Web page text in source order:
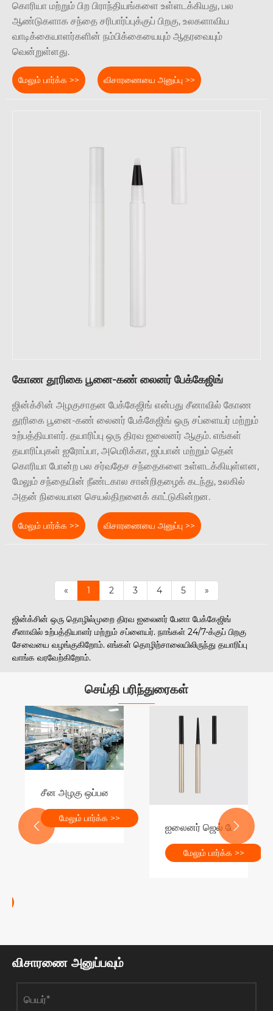
கொரியா மற்றும் பிற பிராந்தியங்களை உள்ளடக்கியது, பல
ஆண்டுகளாக சந்தை சரிபார்ப்புக்குப் பிறகு, உலகளாவிய
வாடிக்கையாளர்களின் நம்பிக்கையையும் ஆதரவையும்
வென்றுள்ளது.
மேலும் பார்க்க >> விசாரணையை அனுப்பு >>
கோண தூரிகை பூனை-கண் லைனர் பேக்கேஜிங்
ஜின்க்சின் அழகுசாதன பேக்கேஜிங் என்பது சீனாவில் கோண
தூரிகை பூனை-கண் லைனர் பேக்கேஜிங் ஒரு சப்ளையர் மற்றும்
உற்பத்தியாளர். தயாரிப்பு ஒரு திரவ ஐலைனர் ஆகும். எங்கள்
தயாரிப்புகள் ஐரோப்பா, அமெரிக்கா, ஜப்பான் மற்றும் தென்
கொரியா போன்ற பல சர்வதேச சந்தைகளை உள்ளடக்கியுள்ளன,
மேலும் சந்தையின் நீண்டகால சான்றிதழைக் கடந்து, உலகில்
அதன் நிலையான செயல்திறனைக் காட்டுகின்றன.
மேலும் பார்க்க >> விசாரணையை அனுப்பு >>
« 1 2 3 4 5 »
ஜின்க்சின் ஒரு தொழில்முறை திரவ ஐலைனர் பேனா பேக்கேஜிங்
சீனாவில் உற்பத்தியாளர் மற்றும் சப்ளையர். நாங்கள் 24/7-க்குப் பிறகு
சேவையை வழங்குகிறோம். எங்கள் தொழிற்சாலையிலிருந்து தயாரிப்பு
வாங்க வரவேற்கிறோம்.
செய்தி பரிந்துரைகள்
சீன அழகு ஒப்பனை உற்பத்தி சட்டசபை வரி செயல்பாடுகள்
மேலும் பார்க்க >>
ஐலைனர் ஜெல் பேனா
மேலும் பார்க்க >>
 
விசாரணை அனுப்பவும்